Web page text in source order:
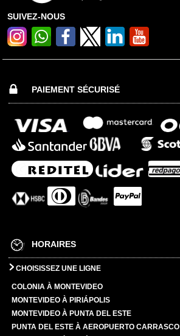
SUIVEZ-NOUS
PAIEMENT SÉCURISÉ
HORAIRES
CHOISISSEZ UNE LIGNE
COLONIA À MONTEVIDEO
MONTEVIDEO À PIRIÁPOLIS
MONTEVIDEO À PUNTA DEL ESTE
PUNTA DEL ESTE À AEROPUERTO CARRASCO